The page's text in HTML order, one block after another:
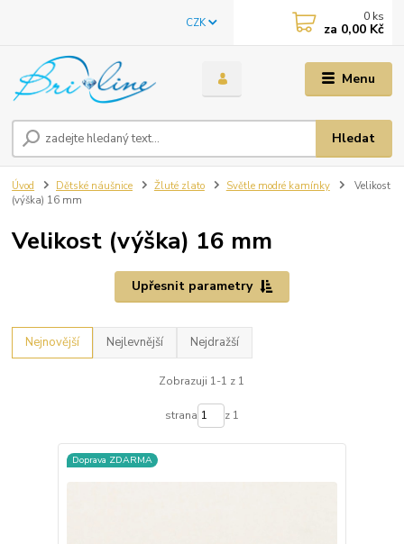
Menu
CZK
Hledat
0 ks
za 0,00 Kč
Úvod Dětské náušnice Žluté zlato Světle modré kamínky
Velikost
(výška) 16 mm
Velikost (výška) 16 mm
Upřesnit parametry
Nejnovější Nejlevnější Nejdražší
Zobrazuji 1-1 z 1
strana z 1
Doprava ZDARMA